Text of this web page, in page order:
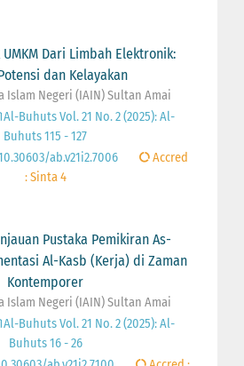
Dari Limbah Elektronik:
dan Kelayakan
Islam Negeri (IAIN) Sultan Amai
Al-Buhuts Vol. 21 No. 2 (2025): Al-
Buhuts 115 - 127
ab.v21i2.7006
Accred
: Sinta 4
Pustaka Pemikiran As-
Al-Kasb (Kerja) di Zaman
Kontemporer
Islam Negeri (IAIN) Sultan Amai
Al-Buhuts Vol. 21 No. 2 (2025): Al-
Buhuts 16 - 26